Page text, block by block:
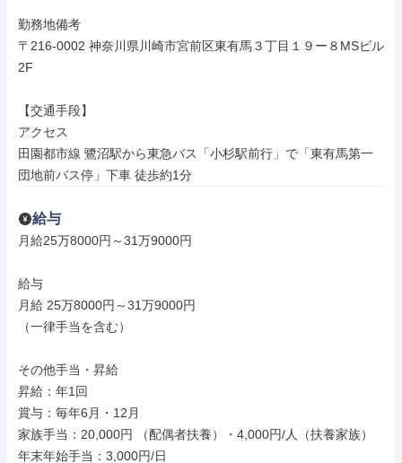
勤務地備考
〒216-0002 神奈川県川崎市宮前区東有馬３丁目１９ー８MSビル
2F
【交通手段】
アクセス
田園都市線 鷺沼駅から東急バス「小杉駅前行」で「東有馬第一
団地前バス停」下車 徒歩約1分
給与
月給25万8000円～31万9000円
給与
月給 25万8000円～31万9000円
（一律手当を含む）
その他手当・昇給
昇給：年1回
賞与：毎年6月・12月
家族手当：20,000円 （配偶者扶養）・4,000円/人（扶養家族）
年末年始手当：3,000円/日